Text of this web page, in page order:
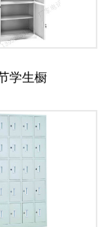
学生橱